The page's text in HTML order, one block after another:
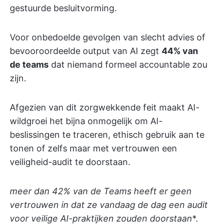
gestuurde besluitvorming.
Voor onbedoelde gevolgen van slecht advies of
bevooroordeelde output van AI zegt 44% van
de teams dat niemand formeel accountable zou
zijn.
Afgezien van dit zorgwekkende feit maakt AI-
wildgroei het bijna onmogelijk om AI-
beslissingen te traceren, ethisch gebruik aan te
tonen of zelfs maar met vertrouwen een
veiligheid-audit te doorstaan.
meer dan 42% van de Teams heeft er geen
vertrouwen in dat ze vandaag de dag een audit
voor veilige AI-praktijken zouden doorstaan*.